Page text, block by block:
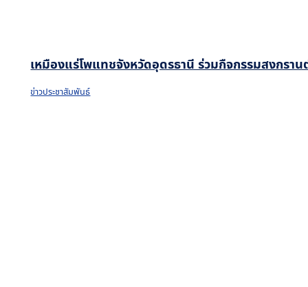
เหมืองแร่โพแทชจังหวัดอุดรธานี ร่วมกืจกรรมสงกรา
ข่าวประชาสัมพันธ์